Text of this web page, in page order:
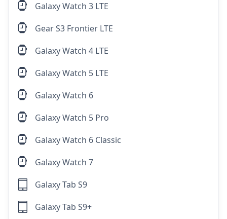
Galaxy Watch 3 LTE
Gear S3 Frontier LTE
Galaxy Watch 4 LTE
Galaxy Watch 5 LTE
Galaxy Watch 6
Galaxy Watch 5 Pro
Galaxy Watch 6 Classic
Galaxy Watch 7
Galaxy Tab S9
Galaxy Tab S9+